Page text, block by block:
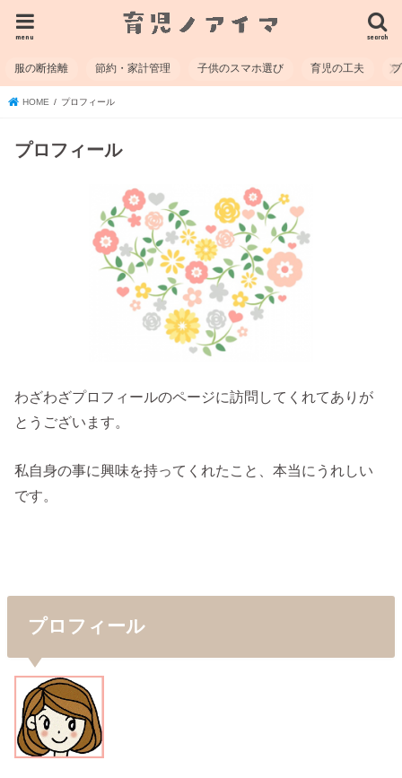
search
menu
服の断捨離 節約・家計管理 子供のスマホ選び 育児の工夫
HOME プロフィール
プロフィール
わざわざプロフィールのページに訪問してくれてありが
とうございます。
私自身の事に興味を持ってくれたこと、本当にうれしい
です。
プロフィール